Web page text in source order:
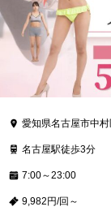
愛知県名古屋市中
名古屋駅徒歩3分
7:00～23:00
9,982円/回～